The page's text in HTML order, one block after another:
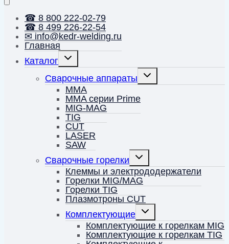
☎ 8 800 222-02-79
☎ 8 499 226-22-54
✉ info@kedr-welding.ru
Главная
Каталог
Переключить
Сварочные аппараты
Переключить
MMA
MMA серии Prime
MIG-MAG
TIG
CUT
LASER
SAW
Сварочные горелки
Переключить
меню
Клеммы и электрододержатели
Горелки MIG/MAG
Горелки TIG
Плазмотроны CUT
Комплектующие
Переключить
меню
Комплектующие к горелкам MIG
Комплектующие к горелкам TIG